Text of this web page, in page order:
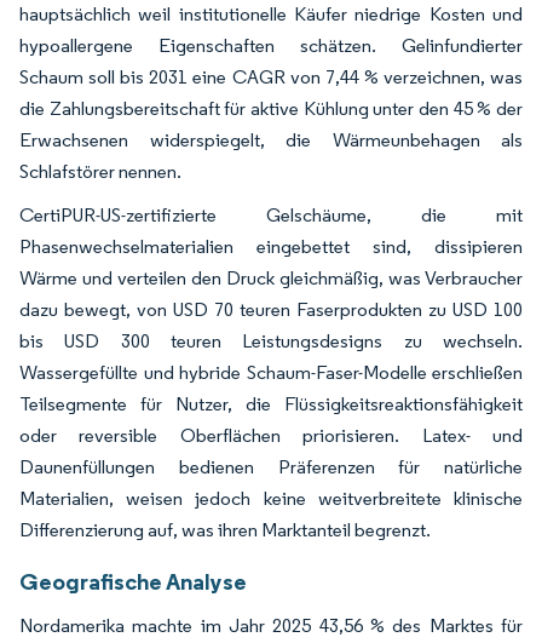
hauptsächlich weil institutionelle Käufer niedrige Kosten und
hypoallergene Eigenschaften schätzen. Gelinfundierter
Schaum soll bis 2031 eine CAGR von 7,44 % verzeichnen, was
die Zahlungsbereitschaft für aktive Kühlung unter den 45 % der
Erwachsenen widerspiegelt, die Wärmeunbehagen als
Schlafstörer nennen.
CertiPUR-US-zertifizierte Gelschäume, die mit
Phasenwechselmaterialien eingebettet sind, dissipieren
Wärme und verteilen den Druck gleichmäßig, was Verbraucher
dazu bewegt, von USD 70 teuren Faserprodukten zu USD 100
bis USD 300 teuren Leistungsdesigns zu wechseln.
Wassergefüllte und hybride Schaum-Faser-Modelle erschließen
Teilsegmente für Nutzer, die Flüssigkeitsreaktionsfähigkeit
oder reversible Oberflächen priorisieren. Latex- und
Daunenfüllungen bedienen Präferenzen für natürliche
Materialien, weisen jedoch keine weitverbreitete klinische
Differenzierung auf, was ihren Marktanteil begrenzt.
Geografische Analyse
Nordamerika machte im Jahr 2025 43,56 % des Marktes für